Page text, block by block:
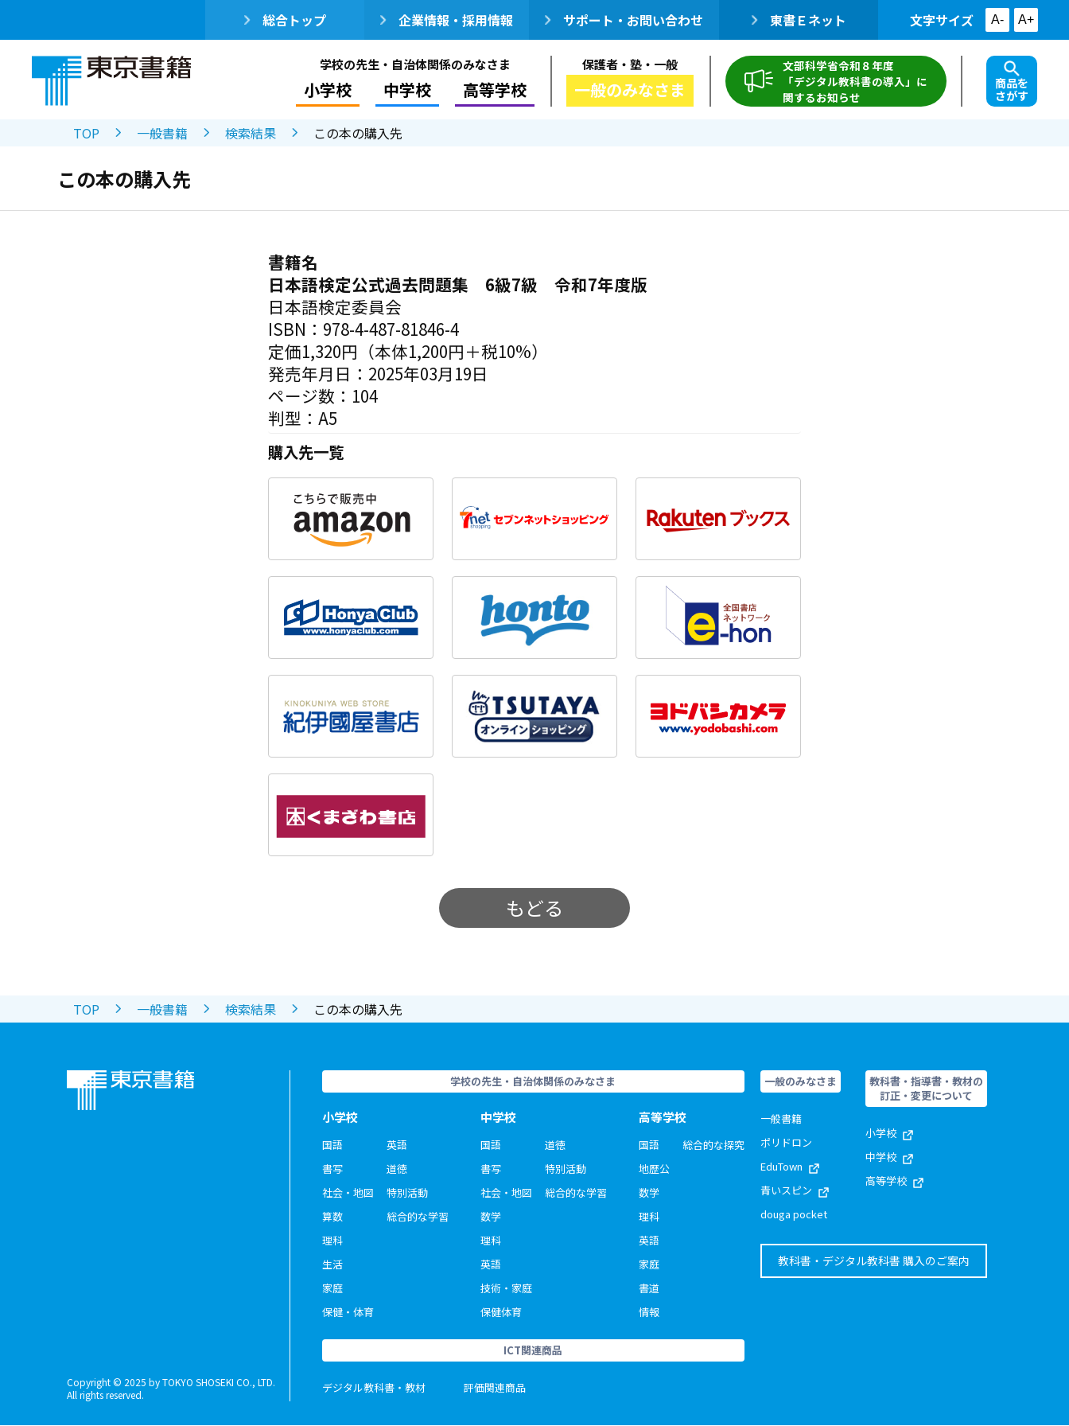
総合トップ 企業情報・採用情報 サポート・お問い合わせ 東書Ｅネット 文字サイズ A- A+
学校の先生・自治体関係のみなさま
小学校 中学校 高等学校
保護者・塾・一般
一般のみなさま
文部科学省令和８年度
「デジタル教科書の導入」に
関するお知らせ
商品を
さがす
TOP 一般書籍 検索結果 この本の購入先
この本の購入先
書籍名
日本語検定公式過去問題集 6級7級 令和7年度版
日本語検定委員会
ISBN：978-4-487-81846-4
定価1,320円（本体1,200円＋税10%）
発売年月日：2025年03月19日
ページ数：104
判型：A5
購入先一覧
もどる
TOP 一般書籍 検索結果 この本の購入先
Copyright © 2025 by TOKYO SHOSEKI CO., LTD.
All rights reserved.
学校の先生・自治体関係のみなさま
小学校
国語
書写
社会・地図
算数
理科
生活
家庭
保健・体育
英語
道徳
特別活動
総合的な学習
中学校
国語
書写
社会・地図
数学
理科
英語
技術・家庭
保健体育
道徳
特別活動
総合的な学習
高等学校
国語
地歴公
数学
理科
英語
家庭
書道
情報
総合的な探究
ICT関連商品
デジタル教科書・教材 評価関連商品
一般のみなさま
一般書籍
ポリドロン
EduTown
青いスピン
douga pocket
教科書・指導書・教材の
訂正・変更について
小学校
中学校
高等学校
教科書・デジタル教科書 購入のご案内